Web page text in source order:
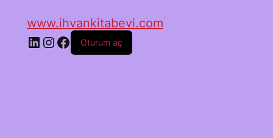
www.ihvankitabevi.com
Oturum aç